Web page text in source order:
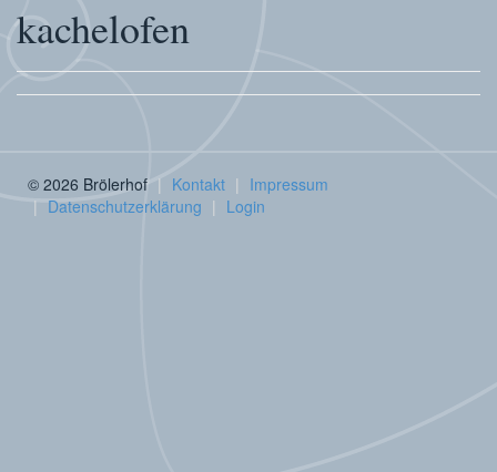
kachelofen
© 2026 Brölerhof Kontakt
Impressum
Datenschutzerklärung
Login